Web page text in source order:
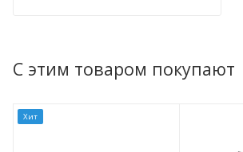
С этим товаром покупают
Хит